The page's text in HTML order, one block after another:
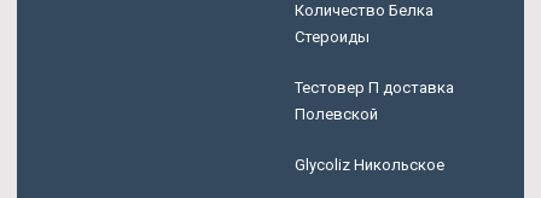
Количество Белка
Стероиды
Тестовер П доставка
Полевской
Glycoliz Никольское